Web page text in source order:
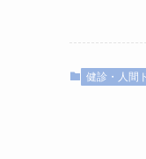
健診・人間